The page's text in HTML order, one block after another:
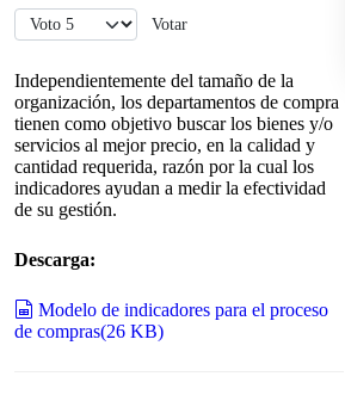
Ratio:5/5
Por favor, vote
Independientemente del tamaño de la
organización, los departamentos de compra
tienen como objetivo buscar los bienes y/o
servicios al mejor precio, en la calidad y
cantidad requerida, razón por la cual los
indicadores ayudan a medir la efectividad
de su gestión.
Descarga:
spreadsheet
Modelo de indicadores para el proceso
de compras(26 KB)